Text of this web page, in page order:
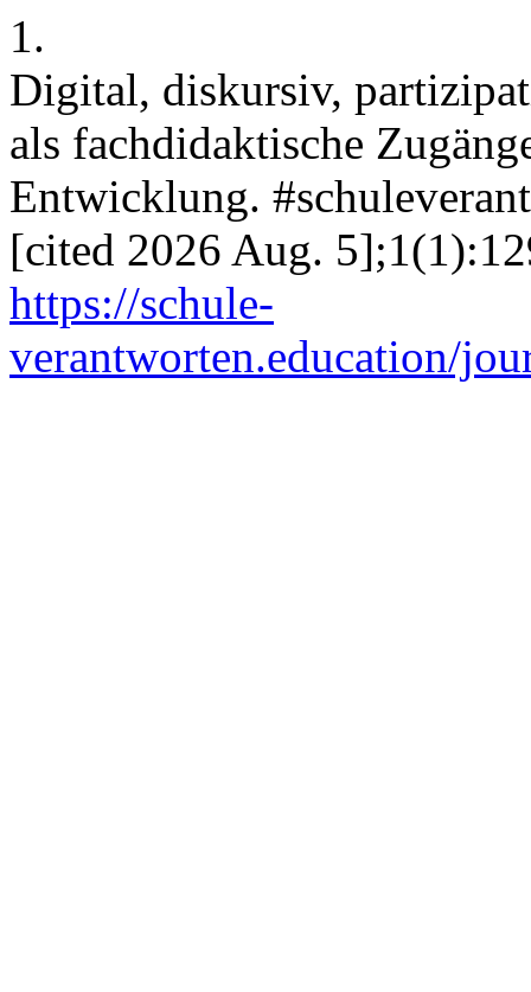
1.
Digital, diskursiv,
als fachdidaktische
Entwicklung.
[cited 2026 Aug.
https://schule-
verantworten.education/